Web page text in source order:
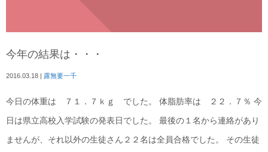
今年の結果は・・・
2016.03.18 露無要一千
今日の体重は ７１．７ｋｇ でした。 体脂肪率は ２２．７％ 今
日は県立高校入学試験の発表日でした。 最後の１名から連絡があり
ませんが、それ以外の生徒さん２２名は全員合格でした。 その生徒